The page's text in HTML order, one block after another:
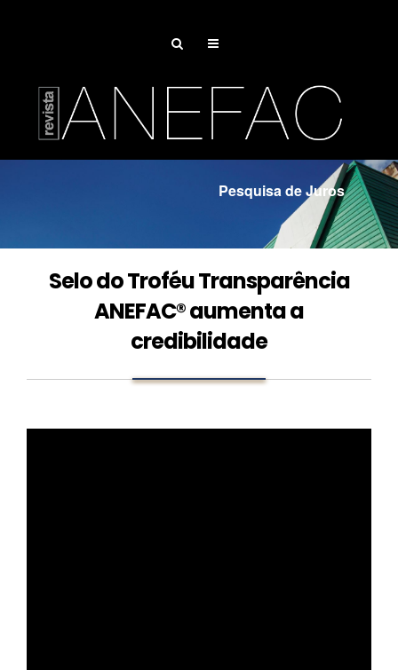
Pesquisa de Juros
Associe-se
Selo do Troféu Transparência
ANEFAC® aumenta a
credibilidade